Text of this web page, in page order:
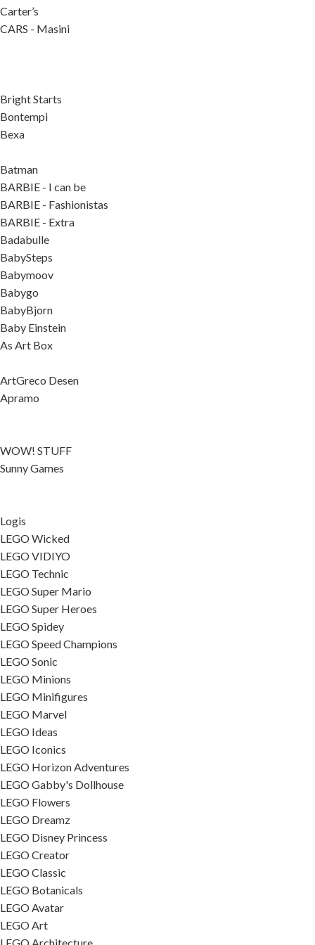
Carter’s
CARS - Masini
Bright Starts
Bontempi
Bexa
Batman
BARBIE - I can be
BARBIE - Fashionistas
BARBIE - Extra
Badabulle
BabySteps
Babymoov
Babygo
BabyBjorn
Baby Einstein
As Art Box
ArtGreco Desen
Apramo
WOW! STUFF
Sunny Games
Logis
LEGO Wicked
LEGO VIDIYO
LEGO Technic
LEGO Super Mario
LEGO Super Heroes
LEGO Spidey
LEGO Speed Champions
LEGO Sonic
LEGO Minions
LEGO Minifigures
LEGO Marvel
LEGO Ideas
LEGO Iconics
LEGO Horizon Adventures
LEGO Gabby's Dollhouse
LEGO Flowers
LEGO Dreamz
LEGO Disney Princess
LEGO Creator
LEGO Classic
LEGO Botanicals
LEGO Avatar
LEGO Art